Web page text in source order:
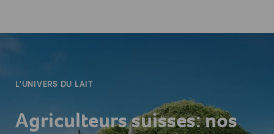
L'UNIVERS DU LAIT
Agriculteurs suisses: nos